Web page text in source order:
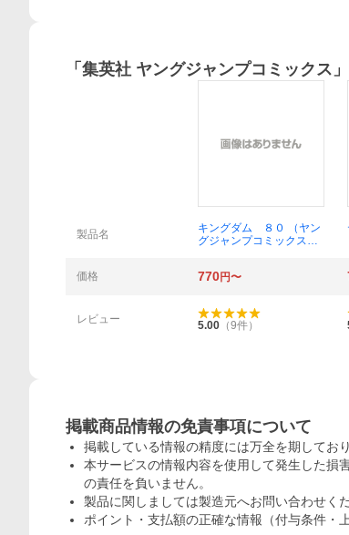
「 集英社 ヤングジャンプコミックス
製品名
キングダム ８０ （ヤン
グジャンプコミックス）
価格
770円〜
レビュー
5.00 （9件）
掲載商品情報の免責事項について
掲載している情報の精度には万全を期してお
本サービスの情報内容を使用して発生した損
の責任を負いません。
製品に関しましては製造元へお問い合わせく
ポイント・支払額の正確な情報（付与条件・